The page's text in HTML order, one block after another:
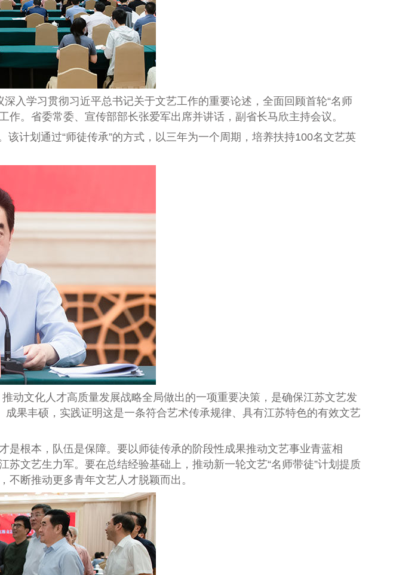
入学习贯彻习近平总书记关于文艺工作的重要论述，全面回顾首轮“名师
。省委常委、宣传部部长张爱军出席并讲话，副省长马欣主持会议。
计划通过“师徒传承”的方式，以三年为一个周期，培养扶持100名文艺英
动文化人才高质量发展战略全局做出的一项重要决策，是确保江苏文艺发
成果丰硕，实践证明这是一条符合艺术传承规律、具有江苏特色的有效文艺
根本，队伍是保障。要以师徒传承的阶段性成果推动文艺事业青蓝相
文艺生力军。要在总结经验基础上，推动新一轮文艺“名师带徒”计划提质
断推动更多青年文艺人才脱颖而出。